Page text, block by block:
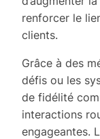
renforcer le
clients.
Grâce à des
défis ou les
de fidélité
interactions
engageantes.